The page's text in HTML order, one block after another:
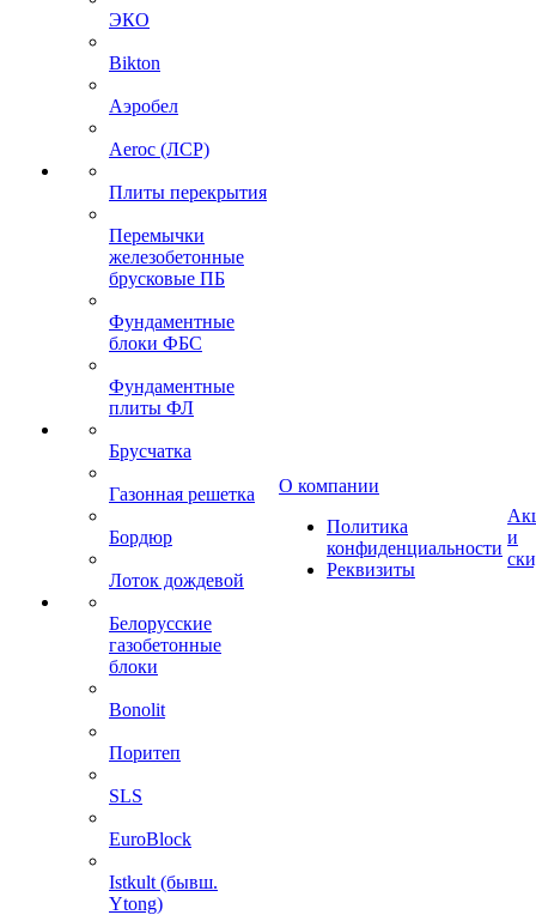
ЭКО
Bikton
Аэробел
Aeroc (ЛСР)
Плиты перекрытия
Перемычки
железобетонные
брусковые ПБ
Фундаментные
блоки ФБС
Фундаментные
плиты ФЛ
Брусчатка
Газонная решетка
Бордюр
Лоток дождевой
Белорусские
газобетонные
блоки
Bonolit
Поритеп
SLS
EuroBlock
Istkult (бывш.
Ytong)
О компании
Политика
конфиденциальности
Реквизиты
и